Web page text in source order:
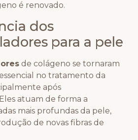
é renovado.
dos
para a pele
de colágeno se tornaram
no tratamento da
após
atuam de forma a
mais profundas da pele,
de novas fibras de